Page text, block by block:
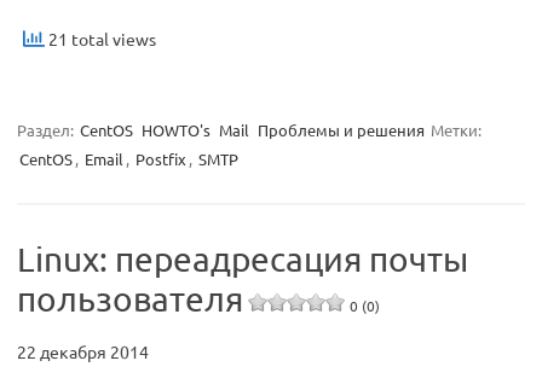
21 total views
Раздел: CentOS HOWTO's Mail Проблемы и решения Метки:
CentOS, Email , Postfix , SMTP
Linux: переадресация почты
пользователя
0 (0)
22 декабря 2014